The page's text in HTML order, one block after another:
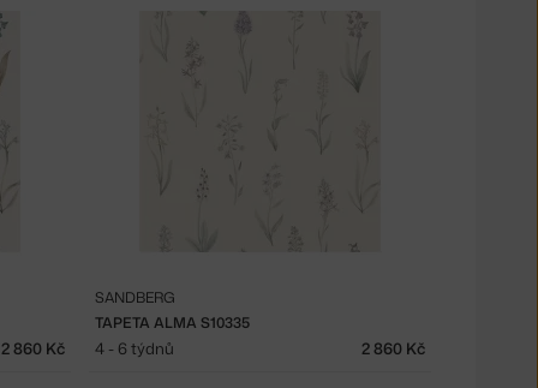
2 860 Kč
TAPETA ALMA S10335
SANDBERG
4 - 6 týdnů 2 860 Kč